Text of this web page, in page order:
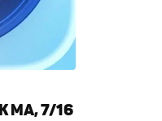
MA, 7/16